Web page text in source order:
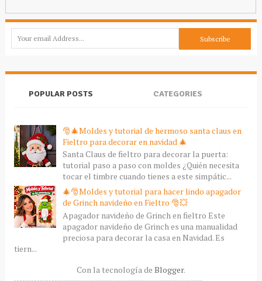
POPULAR POSTS CATEGORIES
🎅🎄Moldes y tutorial de hermoso santa claus en
Fieltro para decorar en navidad 🎄
Santa Claus de fieltro para decorar la puerta:
tutorial paso a paso con moldes ¿Quién necesita
tocar el timbre cuando tienes a este simpátic...
🎄🎅Moldes y tutorial para hacer lindo apagador
de Grinch navideño en Fieltro 🎅💥
Apagador navideño de Grinch en fieltro Este
apagador navideño de Grinch es una manualidad
preciosa para decorar la casa en Navidad. Es
tiern...
Con la tecnología de Blogger.